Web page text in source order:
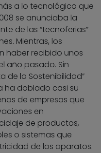
a lo tecnológico que
se anunciaba la
de las “tecnoferias”
Mientras, los
haber recibido unos
año pasado. Sin
de la Sostenibilidad”
ha doblado casi su
de empresas que
en
de productos,
o sistemas que
de los aparatos.